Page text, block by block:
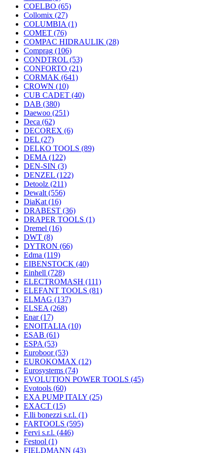
COELBO (65)
Collomix (27)
COLUMBIA (1)
COMET (76)
COMPAC HIDRAULIK (28)
Comprag (106)
CONDTROL (53)
CONFORTO (21)
CORMAK (641)
CROWN (10)
CUB CADET (40)
DAB (380)
Daewoo (251)
Deca (62)
DECOREX (6)
DEL (27)
DELKO TOOLS (89)
DEMA (122)
DEN-SIN (3)
DENZEL (122)
Detoolz (211)
Dewalt (556)
DiaKat (16)
DRABEST (36)
DRAPER TOOLS (1)
Dremel (16)
DWT (8)
DYTRON (66)
Edma (119)
EIBENSTOCK (40)
Einhell (728)
ELECTROMASH (111)
ELEFANT TOOLS (81)
ELMAG (137)
ELSEA (268)
Enar(17)
ENOITALIA (10)
ESAB (61)
ESPA (53)
Euroboor(53)
EUROKOMAX (12)
Eurosystems (74)
EVOLUTION POWER TOOLS (45)
Evotools (60)
EXA PUMP ITALY (25)
EXACT (15)
F.lli bonezzi s.r.l. (1)
FARTOOLS (595)
Fervi s.r.l. (446)
Festool (1)
FIELDMANN (43)